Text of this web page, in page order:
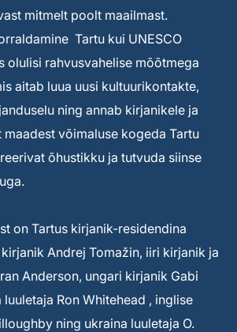
mitmelt poolt maailmast.
Tartu kui UNESCO
olulisi rahvusvahelise mõõtmega
aitab luua uusi kultuurikontakte,
ning annab kirjanikele ja
võimaluse kogeda Tartu
õhustikku ja tutvuda siinse
on Tartus kirjanik-residendina
Andrej Tomažin, iiri kirjanik ja
Anderson, ungari kirjanik Gabi
Ron Whitehead , inglise
ning ukraina luuletaja O.